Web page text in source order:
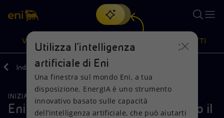
Cerca
scopri EnergIA, la nostra nuova soluzione di intelligenza
artificiale.
VISIONE
Visione
Azioni
PRODOTTI
Prodotti
Indietro Media Comunicati Stampa
INIZIATIVE PER I TERRITORI
Eni presenta alla Triennale di Milano il
Utilizza l'intelligenza
artificiale di Eni
Una finestra sul mondo Eni, a tua
disposizione. EnergIA è uno strumento
innovativo basato sulle capacità
dell’intelligenza artificiale, che può aiutarti